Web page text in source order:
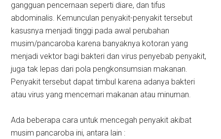
gangguan pencernaan seperti diare, dan tifus
abdominalis. Kemunculan penyakit-penyakit tersebut
kasusnya menjadi tinggi pada awal perubahan
musim/pancaroba karena banyaknya kotoran yang
menjadi vektor bagi bakteri dan virus penyebab penyakit,
juga tak lepas dari pola pengkonsumsian makanan.
Penyakit tersebut dapat timbul karena adanya bakteri
atau virus yang mencemari makanan atau minuman.
Ada beberapa cara untuk mencegah penyakit akibat
musim pancaroba ini, antara lain :